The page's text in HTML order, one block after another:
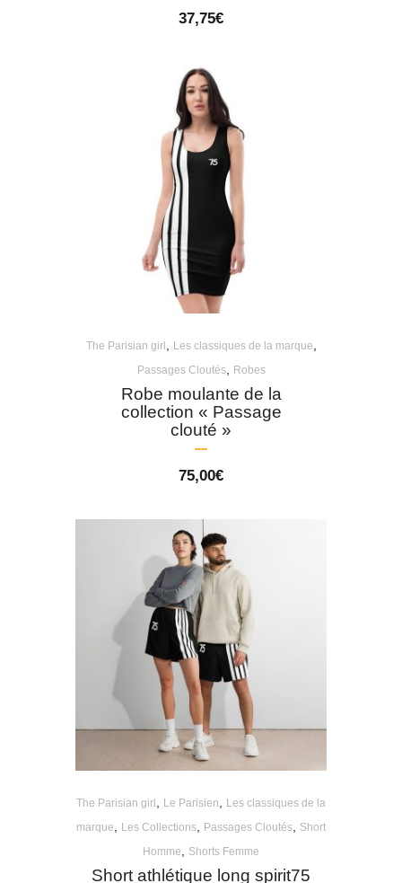
37,75€
The Parisian girl Les classiques de la marque
Passages Cloutés, Robes
Robe moulante de la
collection « Passage
clouté »
75,00€
The Parisian girl Le Parisien
Les classiques de la
marque
Les Collections Passages Cloutés
Short
Homme
Shorts Femme
Short athlétique long spirit75